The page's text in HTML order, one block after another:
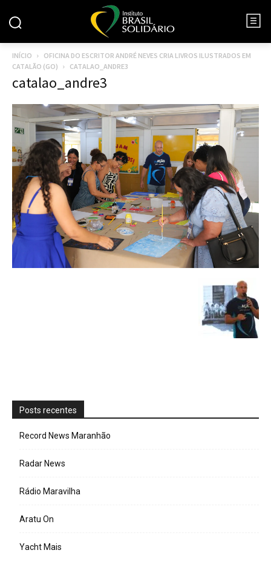
INÍCIO
OFICINA DO ESCRITOR ANDRÉ NEVES CRIA LIVROS ILUSTRADOS EM
CATALÃO (GO)
CATALAO_ANDRE3
catalao_andre3
Posts recentes
Record News Maranhão
Radar News
Rádio Maravilha
Aratu On
Yacht Mais